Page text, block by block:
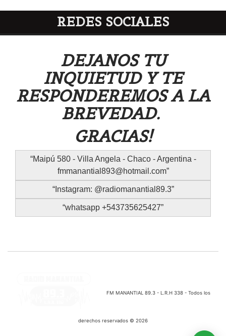
REDES SOCIALES
DEJANOS TU
INQUIETUD Y TE
RESPONDEREMOS A LA
BREVEDAD.
GRACIAS!
Maipú 580 - Villa Angela - Chaco - Argentina -
fmmanantial893@hotmail.com
Instagram: @radiomanantial89.3
whatsapp +543735625427
FM MANANTIAL 89.3 - L.R.H 338 - Todos los
derechos reservados © 2026